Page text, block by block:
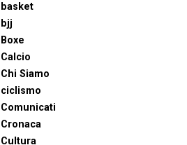
basket
bjj
Boxe
Calcio
Chi Siamo
ciclismo
Comunicati
Cronaca
Cultura